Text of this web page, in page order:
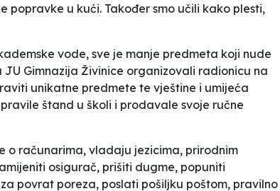
popravke u kući. Također smo učili kako plesti,
vode, sve je manje predmeta koji nude
Gimnazija Živinice organizovali radionicu na
unikatne predmete te vještine i umijeća
štand u školi i prodavale svoje ručne
o računarima, vladaju jezicima, prirodnim
osigurač, prišiti dugme, popuniti
povrat poreza, poslati pošiljku poštom, pravilno